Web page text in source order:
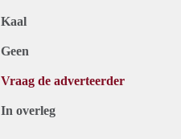
Kaal
Geen
Vraag de adverteerder
In overleg